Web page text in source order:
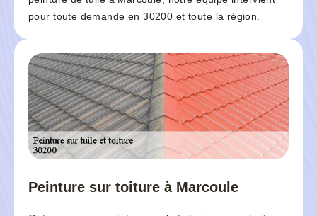
pour toute demande en 30200 et toute la région.
Peinture sur toiture à Marcoule